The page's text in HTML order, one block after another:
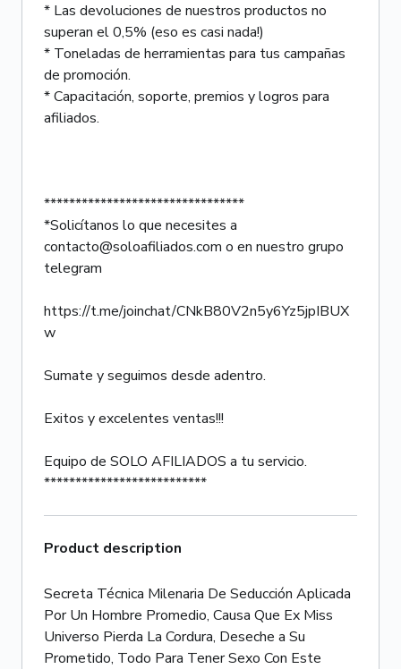
* Las devoluciones de nuestros productos no
superan el 0,5% (eso es casi nada!)
* Toneladas de herramientas para tus campañas
de promoción.
* Capacitación, soporte, premios y logros para
afiliados.
********************************
*Solicítanos lo que necesites a
contacto@soloafiliados.com o en nuestro grupo
telegram
https://t.me/joinchat/CNkB80V2n5y6Yz5jpIBUX
w
Sumate y seguimos desde adentro.
Exitos y excelentes ventas!!!
Equipo de SOLO AFILIADOS a tu servicio.
**************************
Product description
Secreta Técnica Milenaria De Seducción Aplicada
Por Un Hombre Promedio, Causa Que Ex Miss
Universo Pierda La Cordura, Deseche a Su
Prometido, Todo Para Tener Sexo Con Este